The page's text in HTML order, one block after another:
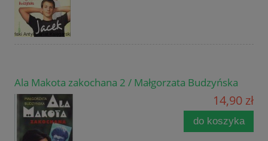
Ala Makota zakochana 2 / Małgorzata Budzyńska
14,90 zł
do koszyka